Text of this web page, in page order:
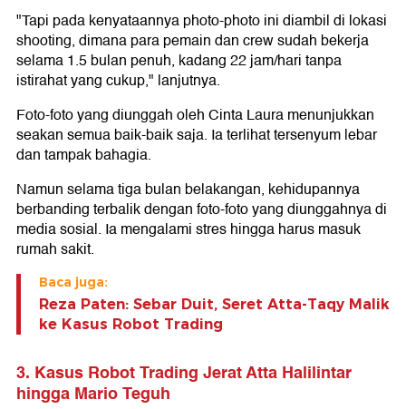
"Tapi pada kenyataannya photo-photo ini diambil di lokasi
shooting, dimana para pemain dan crew sudah bekerja
selama 1.5 bulan penuh, kadang 22 jam/hari tanpa
istirahat yang cukup," lanjutnya.
Foto-foto yang diunggah oleh Cinta Laura menunjukkan
seakan semua baik-baik saja. Ia terlihat tersenyum lebar
dan tampak bahagia.
Namun selama tiga bulan belakangan, kehidupannya
berbanding terbalik dengan foto-foto yang diunggahnya di
media sosial. Ia mengalami stres hingga harus masuk
rumah sakit.
Baca juga:
Reza Paten: Sebar Duit, Seret Atta-Taqy Malik
ke Kasus Robot Trading
3. Kasus Robot Trading Jerat Atta Halilintar
hingga Mario Teguh